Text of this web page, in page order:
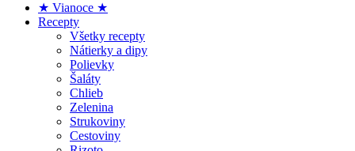
★ Vianoce ★
Recepty
Všetky recepty
Nátierky a dipy
Polievky
Šaláty
Chlieb
Zelenina
Strukoviny
Cestoviny